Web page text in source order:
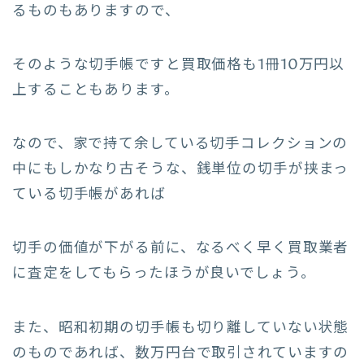
るものもありますので、
そのような切手帳ですと買取価格も1冊10万円以
上することもあります。
なので、家で持て余している切手コレクションの
中にもしかなり古そうな、銭単位の切手が挟まっ
ている切手帳があれば
切手の価値が下がる前に、なるべく早く買取業者
に査定をしてもらったほうが良いでしょう。
また、昭和初期の切手帳も切り離していない状態
のものであれば、数万円台で取引されていますの